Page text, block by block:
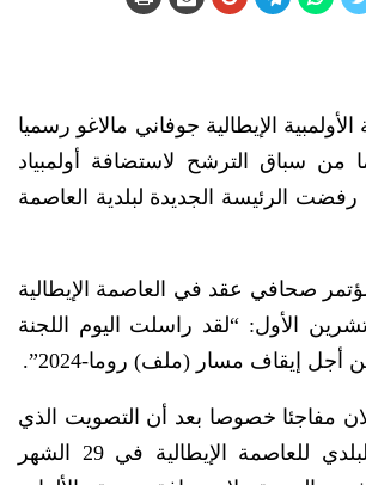
الإيطالية جوفاني مالاغو رسميا
سباق الترشح لاستضافة أولمبياد
رفضت الرئيسة الجديدة لبلدية العاصمة
صحافي عقد في العاصمة الإيطالية
11 أكتوبر/تشرين الأول: “لقد راسلت اليوم اللجنة
من أجل إيقاف مسار (ملف) روما-2024”.
مفاجئا خصوصا بعد أن التصويت الذي
أجراه المجلس البلدي للعاصمة الإيطالية في 29 الشهر